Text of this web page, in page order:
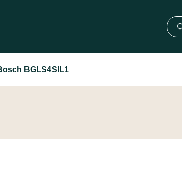
BGLS4SIL1